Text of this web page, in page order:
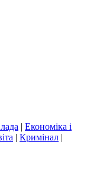
| Економіка і
| Кримінал |